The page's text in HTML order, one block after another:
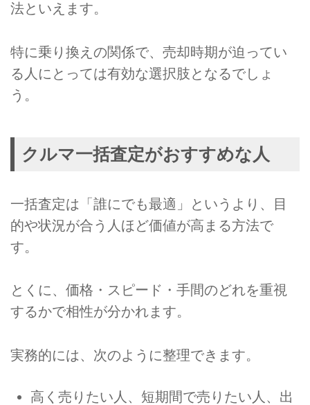
法といえます。
特に乗り換えの関係で、売却時期が迫ってい
る人にとっては有効な選択肢となるでしょ
う。
クルマ一括査定がおすすめな人
一括査定は「誰にでも最適」というより、目
的や状況が合う人ほど価値が高まる方法で
す。
とくに、価格・スピード・手間のどれを重視
するかで相性が分かれます。
実務的には、次のように整理できます。
高く売りたい人、短期間で売りたい人、出